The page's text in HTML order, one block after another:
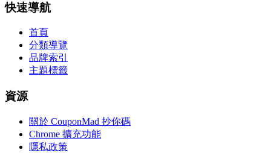
快速導航
首頁
分類導覽
品牌索引
主題標籤
資源
關於 CouponMad 抄你碼
Chrome 擴充功能
隱私政策